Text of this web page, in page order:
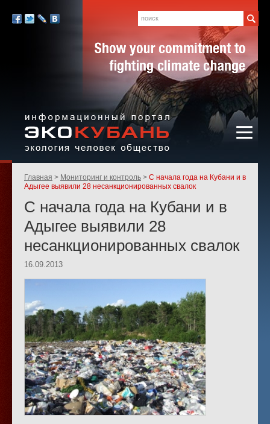
«ЭКО-КУБАНЬ»
человек,
общество
Родительские
страницы:
Главная Мониторинг и контроль
С начала года на Кубани и в
Адыгее выявили 28 несанкционированных свалок
С начала года на Кубани и в
Адыгее выявили 28
несанкционированных свалок
16.09.2013
Мы
Поиск